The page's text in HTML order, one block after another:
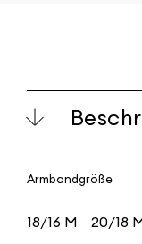
Armbandgröße
18/16 M 20/18